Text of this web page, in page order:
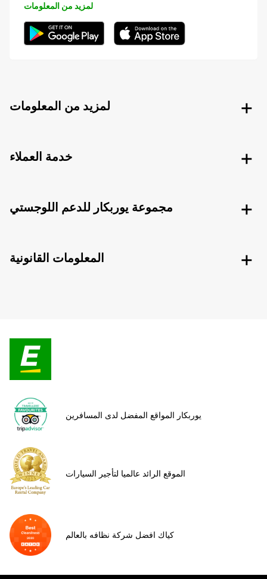
لمزيد من المعلومات
لمزيد من المعلومات
خدمة العملاء
مجموعة يوربكار للدعم اللوجستي
المعلومات القانونية
يوربكار المواقع المفضل لدى المسافرين
الموقع الرائد عالميا لتأجير السيارات
كياك افضل شركة نظافه بالعالم